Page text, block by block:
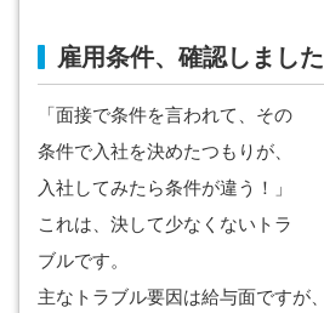
雇用条件、確認しまし
「面接で条件を言われて、その
条件で入社を決めたつもりが、
入社してみたら条件が違う！」
これは、決して少なくないトラ
ブルです。
主なトラブル要因は給与面ですが